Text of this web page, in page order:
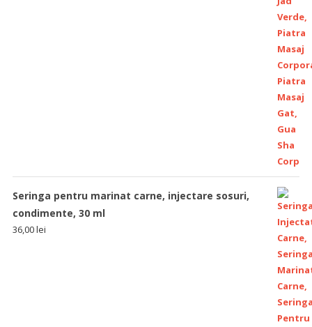
Seringa pentru marinat carne, injectare sosuri,
condimente, 30 ml
36,00lei